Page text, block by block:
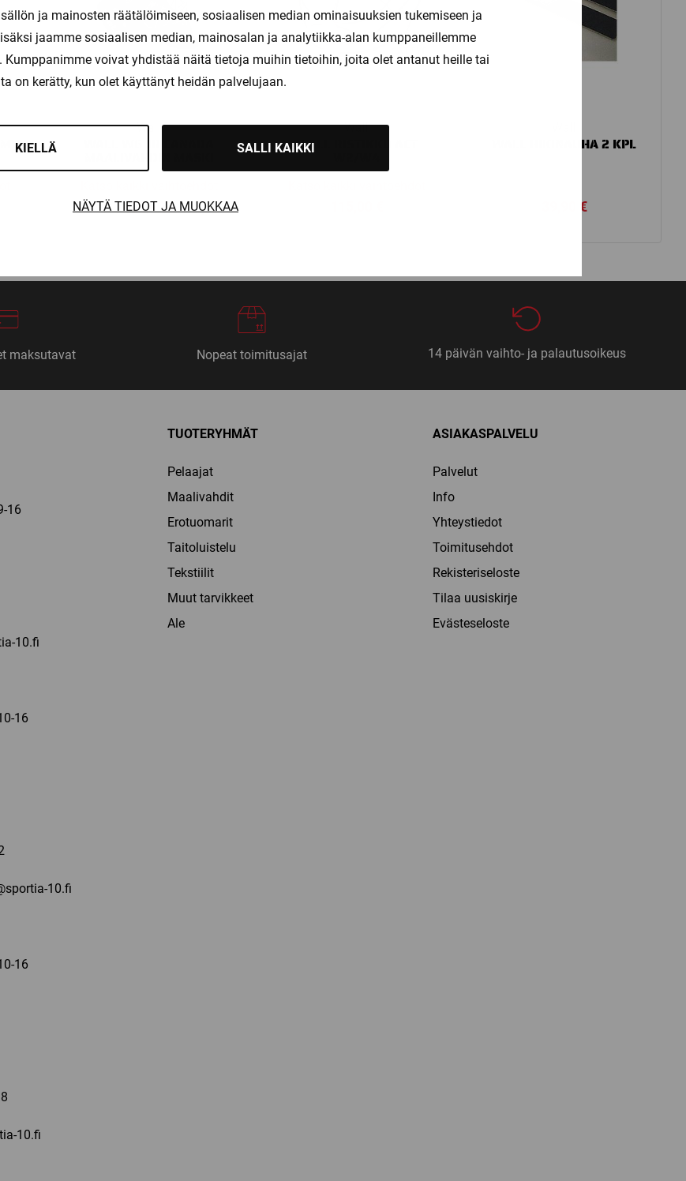
ja mainosten räätälöimiseen, sosiaalisen median ominaisuuksien tukemiseen ja
jaamme sosiaalisen median, mainosalan ja analytiikka-alan kumppaneillemme
voivat yhdistää näitä tietoja muihin tietoihin, joita olet antanut heille tai
on kerätty, kun olet käyttänyt heidän palvelujaan.
KIELLÄ SALLI KAIKKI
NÄYTÄ TIEDOT JA MUOKKAA
Wall
409,00€
Wall
WALL RISTIKKO ACT WALL HIKINAUHA 2 KPL
€
maksutavat Nopeat toimitusajat 14 päivän vaihto- ja palautusoikeus
16
10.fi
16
10.fi
16
10.fi
TUOTERYHMÄT
Pelaajat
Maalivahdit
Erotuomarit
Taitoluistelu
Tekstiilit
Muut tarvikkeet
Ale
ASIAKASPALVELU
Palvelut
Info
Yhteystiedot
Toimitusehdot
Rekisteriseloste
Tilaa uusiskirje
Evästeseloste